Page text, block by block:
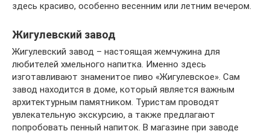
здесь красиво, особенно весенним или летним вечером.
Жигулевский завод
Жигулевский завод – настоящая жемчужина для
любителей хмельного напитка. Именно здесь
изготавливают знаменитое пиво «Жигулевское». Сам
завод находится в доме, который является важным
архитектурным памятником. Туристам проводят
увлекательную экскурсию, а также предлагают
попробовать пенный напиток. В магазине при заводе